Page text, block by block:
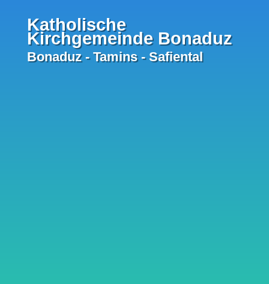
Katholische
Kirchgemeinde Bonaduz
Bonaduz - Tamins - Safiental